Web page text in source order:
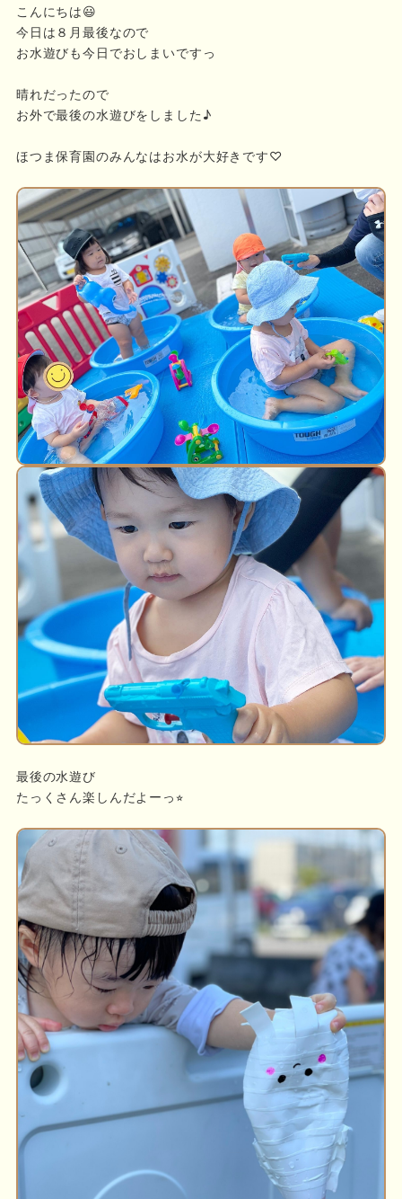
こんにちは😃
今日は８月最後なので
お水遊びも今日でおしまいですっ
晴れだったので
お外で最後の水遊びをしました♪
ほつま保育園のみんなはお水が大好きです♡
最後の水遊び
たっくさん楽しんだよーっ⭐︎